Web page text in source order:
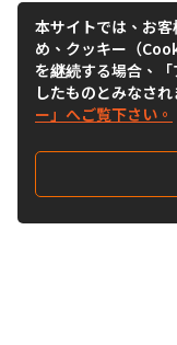
本サイトでは、お
め、クッキー（
を継続する場合、
したものとみなされ
ー」へご覧下さい。